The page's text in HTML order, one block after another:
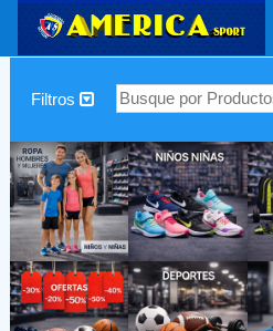
Filtros